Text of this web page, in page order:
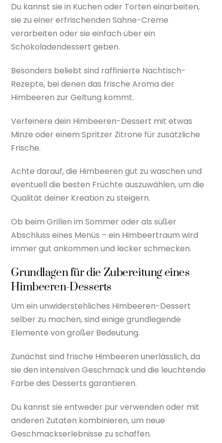
Du kannst sie in Kuchen oder Torten einarbeiten,
sie zu einer erfrischenden Sahne-Creme
verarbeiten oder sie einfach über ein
Schokoladendessert geben.
Besonders beliebt sind raffinierte Nachtisch-
Rezepte, bei denen das frische Aroma der
Himbeeren zur Geltung kommt.
Verfeinere dein Himbeeren-Dessert mit etwas
Minze oder einem Spritzer Zitrone für zusätzliche
Frische.
Achte darauf, die Himbeeren gut zu waschen und
eventuell die besten Früchte auszuwählen, um die
Qualität deiner Kreation zu steigern.
Ob beim Grillen im Sommer oder als süßer
Abschluss eines Menüs – ein Himbeertraum wird
immer gut ankommen und lecker schmecken.
Grundlagen für die Zubereitung eines
Himbeeren-Desserts
Um ein unwiderstehliches Himbeeren-Dessert
selber zu machen, sind einige grundlegende
Elemente von großer Bedeutung.
Zunächst sind frische Himbeeren unerlässlich, da
sie den intensiven Geschmack und die leuchtende
Farbe des Desserts garantieren.
Du kannst sie entweder pur verwenden oder mit
anderen Zutaten kombinieren, um neue
Geschmackserlebnisse zu schaffen.